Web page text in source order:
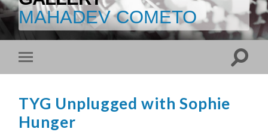
MAHADEV COMETO
TYG Unplugged with Sophie
Hunger